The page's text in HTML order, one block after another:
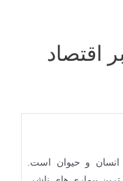
اقتصاد
انسان و حیوان است.